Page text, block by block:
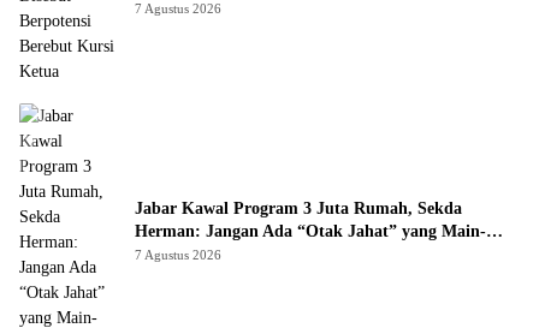
7 Agustus 2026
Jabar Kawal Program 3 Juta Rumah, Sekda
Herman: Jangan Ada “Otak Jahat” yang Main-
main
7 Agustus 2026